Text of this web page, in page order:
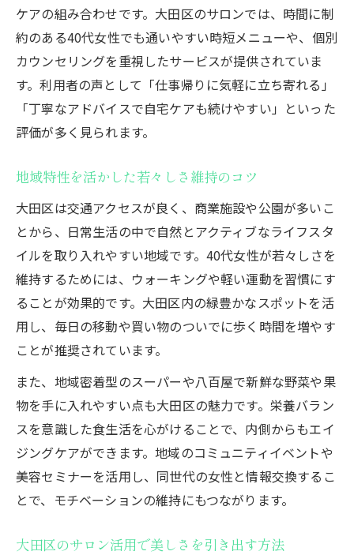
ケアの組み合わせです。大田区のサロンでは、時間に制
約のある40代女性でも通いやすい時短メニューや、個別
カウンセリングを重視したサービスが提供されていま
す。利用者の声として「仕事帰りに気軽に立ち寄れる」
「丁寧なアドバイスで自宅ケアも続けやすい」といった
評価が多く見られます。
地域特性を活かした若々しさ維持のコツ
大田区は交通アクセスが良く、商業施設や公園が多いこ
とから、日常生活の中で自然とアクティブなライフスタ
イルを取り入れやすい地域です。40代女性が若々しさを
維持するためには、ウォーキングや軽い運動を習慣にす
ることが効果的です。大田区内の緑豊かなスポットを活
用し、毎日の移動や買い物のついでに歩く時間を増やす
ことが推奨されています。
また、地域密着型のスーパーや八百屋で新鮮な野菜や果
物を手に入れやすい点も大田区の魅力です。栄養バラン
スを意識した食生活を心がけることで、内側からもエイ
ジングケアができます。地域のコミュニティイベントや
美容セミナーを活用し、同世代の女性と情報交換するこ
とで、モチベーションの維持にもつながります。
大田区のサロン活用で美しさを引き出す方法